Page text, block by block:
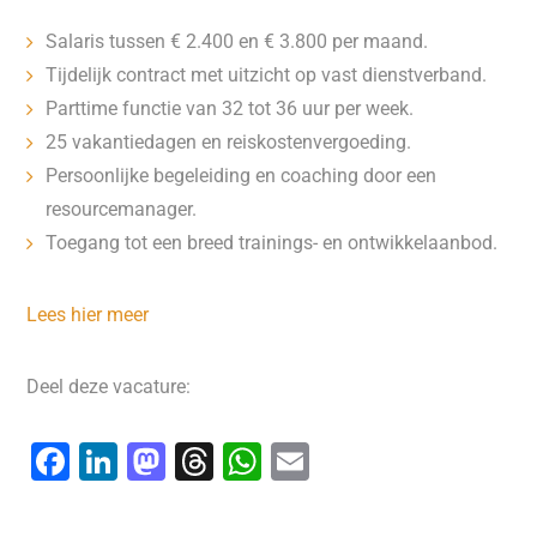
Salaris tussen € 2.400 en € 3.800 per maand.
Tijdelijk contract met uitzicht op vast dienstverband.
Parttime functie van 32 tot 36 uur per week.
25 vakantiedagen en reiskostenvergoeding.
Persoonlijke begeleiding en coaching door een
resourcemanager.
Toegang tot een breed trainings- en ontwikkelaanbod.
Lees hier meer
Deel deze vacature:
F
Li M T
W